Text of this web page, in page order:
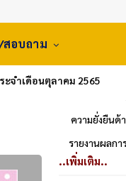
สอบถาม
จำเดือนตุลาคม 2565
ความยั่งยืนด้
รายงานผลก
..เพิ่มเติม..